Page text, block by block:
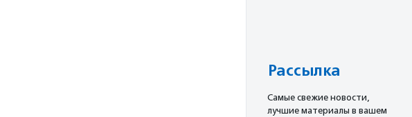
Рассылка
Cамые свежие новости,
лучшие материалы в вашем